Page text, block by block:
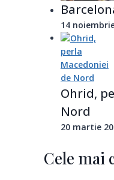
14
Ohrid,
Nord
20 martie
Cele mai